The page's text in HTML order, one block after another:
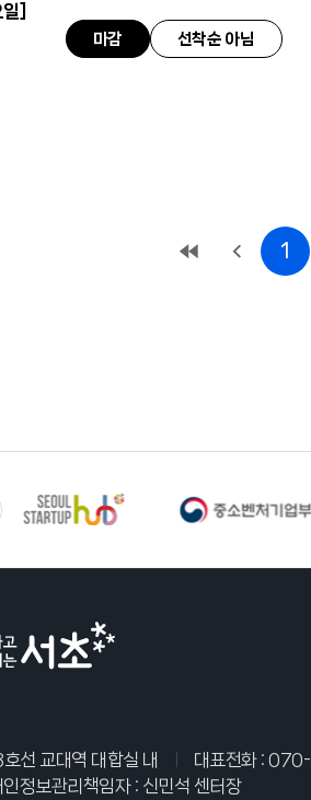
마감 선착순 아님
1
선 교대역 대합실 내
대표전화 :
인정보관리책임자 : 신민석 센터장